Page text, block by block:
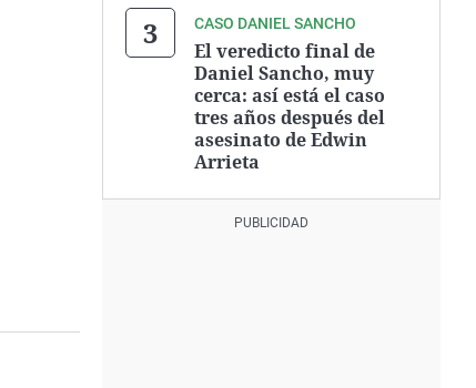
CASO DANIEL SANCHO
El veredicto final de
Daniel Sancho, muy
cerca: así está el caso
tres años después del
asesinato de Edwin
Arrieta